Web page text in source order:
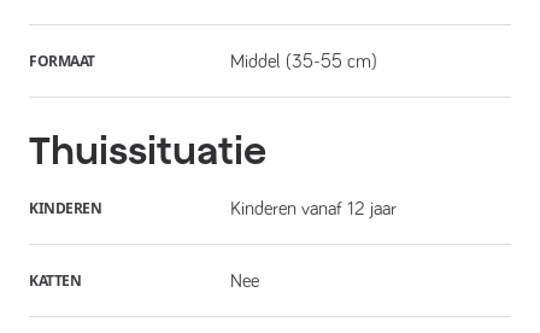
FORMAAT Middel (35-55 cm)
Thuissituatie
KINDEREN Kinderen vanaf 12 jaar
KATTEN Nee